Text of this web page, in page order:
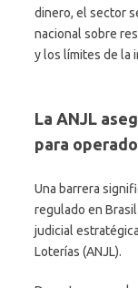
dinero, el sector
nacional sobre
y los límites de la
La ANJL
para
Una barrera
regulado en
judicial
Loterías (ANJL).